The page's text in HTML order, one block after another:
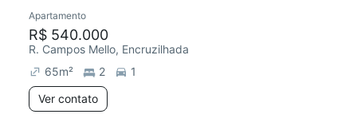
Apartamento
R$ 540.000
R. Campos Mello, Encruzilhada
65m² 2
1
Ver contato